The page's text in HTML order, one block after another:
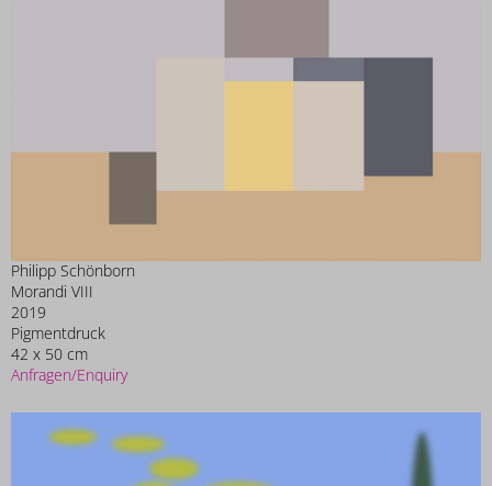
Philipp Schönborn
Morandi VIII
2019
Pigmentdruck
42 x 50 cm
Anfragen/Enquiry